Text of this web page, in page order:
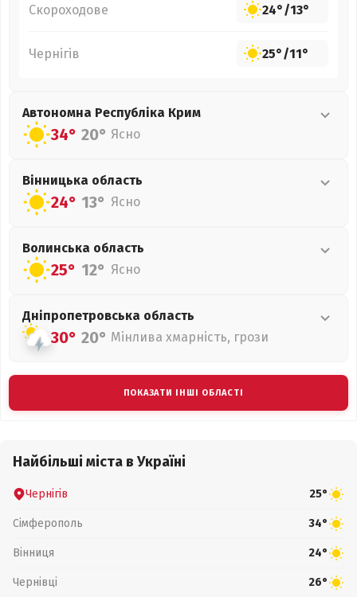
Скороходове 24°/13°
Чернігів 25°/11°
Автономна Республіка Крим
34° 20° Ясно
Вінницька область
24° 13° Ясно
Волинська область
25° 12° Ясно
Дніпропетровська область
30° 20° Мінлива хмарність, грози
ПОКАЗАТИ ІНШІ ОБЛАСТІ
Найбільші міста в Україні
Чернігів 25°
Сімферополь 34°
Вінниця 24°
Чернівці 26°